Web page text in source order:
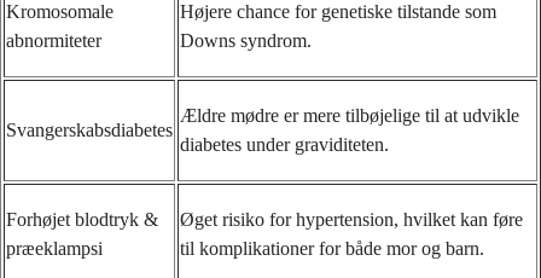
Kromosomale
abnormiteter
Højere chance for genetiske tilstande som
Downs syndrom.
Svangerskabsdiabetes
Ældre mødre er mere tilbøjelige til at udvikle
diabetes under graviditeten.
Forhøjet blodtryk &
præeklampsi
Øget risiko for hypertension, hvilket kan føre
til komplikationer for både mor og barn.